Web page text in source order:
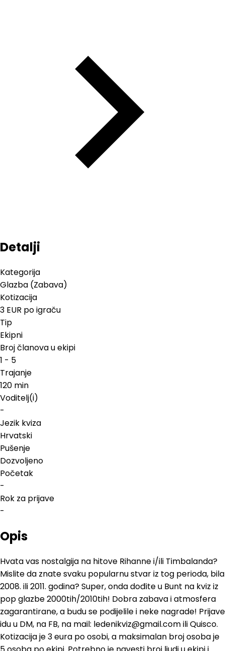
Detalji
Kategorija
Glazba (Zabava)
Kotizacija
3 EUR po igraču
Tip
Ekipni
Broj članova u ekipi
1 - 5
Trajanje
120 min
Voditelj(i)
-
Jezik kviza
Hrvatski
Pušenje
Dozvoljeno
Početak
-
Rok za prijave
-
Opis
Hvata vas nostalgija na hitove Rihanne i/ili Timbalanda?
Mislite da znate svaku popularnu stvar iz tog perioda, bila
2008. ili 2011. godina? Super, onda dođite u Bunt na kviz iz
pop glazbe 2000tih/2010tih! Dobra zabava i atmosfera
zagarantirane, a budu se podijelile i neke nagrade! Prijave
idu u DM, na FB, na mail: ledenikviz@gmail.com ili Quisco.
Kotizacija je 3 eura po osobi, a maksimalan broj osoba je